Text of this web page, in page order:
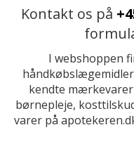
Kontakt os på
I webshoppen
kendte
børnepleje,
varer på